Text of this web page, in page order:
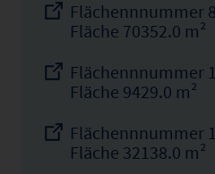
Flächennnummer
Fläche 70352.0 m²
Flächennnummer
Fläche 9429.0 m²
Flächennnummer
Fläche 32138.0 m²